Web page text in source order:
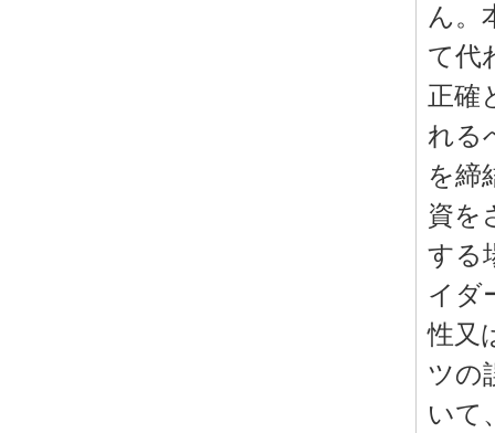
ん。
て代
正確
れる
を締
資を
する
イダ
性又
ツの
いて